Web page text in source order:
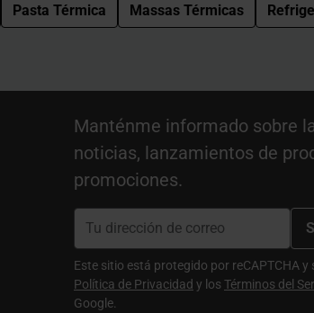
Pasta Térmica Massas Térmicas
Manténme informado sobre
noticias, lanzamientos de
promociones.
Este sitio está protegido por reCAPTCHA y
Política de Privacidad y losTérminos del
Google.